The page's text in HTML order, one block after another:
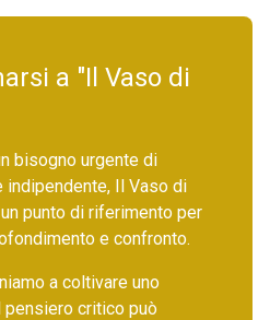
a "Il Vaso di
bisogno urgente di
indipendente, Il Vaso di
punto di riferimento per
e confronto.
a coltivare uno
critico può